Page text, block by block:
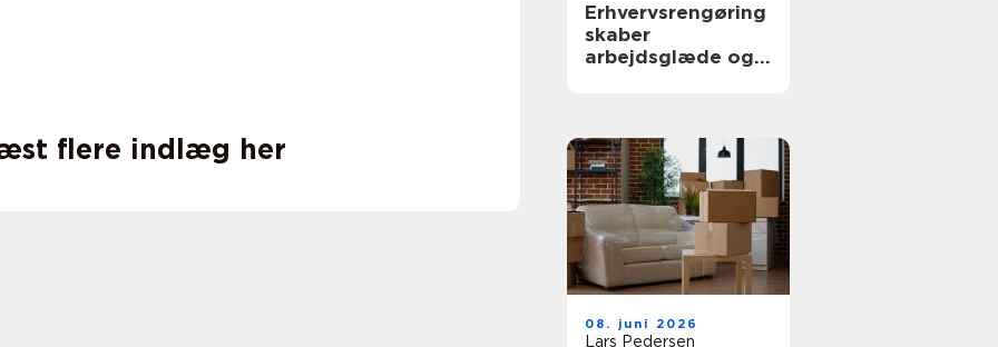
flere indlæg her
Erhvervsrengøring
skaber
arbejdsglæde og
08. juni 2026
Lars Pedersen